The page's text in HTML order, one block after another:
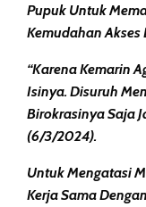
Pupuk Untuk
Kemudahan Akses
“Karena Kemarin
Isinya. Disuruh
Birokrasinya Saja
(6/3/2024).
Untuk Mengatasi
Kerja Sama